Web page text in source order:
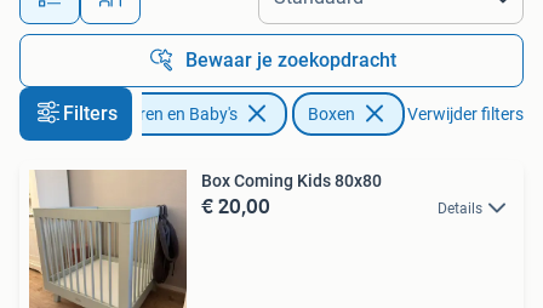
Bewaar je zoekopdracht
FiltersKinderen en Baby's Boxen Verwijder filters
Box Coming Kids 80x80
€ 20,00 Details